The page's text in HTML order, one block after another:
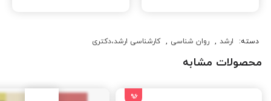
دسته: ارشد , روان شناسی , کارشناسی ارشد،دکتری
محصولات مشابه